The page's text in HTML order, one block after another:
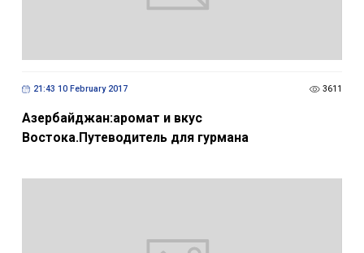
21:43 10 February 2017 3611
Азербайджан:аромат и вкус
Востока.Путеводитель для гурмана